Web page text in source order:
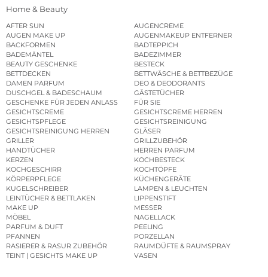
Home & Beauty
AFTER SUN
AUGENCREME
AUGEN MAKE UP
AUGENMAKEUP ENTFERNER
BACKFORMEN
BADTEPPICH
BADEMÄNTEL
BADEZIMMER
BEAUTY GESCHENKE
BESTECK
BETTDECKEN
BETTWÄSCHE & BETTBEZÜGE
DAMEN PARFUM
DEO & DEODORANTS
DUSCHGEL & BADESCHAUM
GÄSTETÜCHER
GESCHENKE FÜR JEDEN ANLASS
FÜR SIE
GESICHTSCREME
GESICHTSCREME HERREN
GESICHTSPFLEGE
GESICHTSREINIGUNG
GESICHTSREINIGUNG HERREN
GLÄSER
GRILLER
GRILLZUBEHÖR
HANDTÜCHER
HERREN PARFUM
KERZEN
KOCHBESTECK
KOCHGESCHIRR
KOCHTÖPFE
KÖRPERPFLEGE
KÜCHENGERÄTE
KUGELSCHREIBER
LAMPEN & LEUCHTEN
LEINTÜCHER & BETTLAKEN
LIPPENSTIFT
MAKE UP
MESSER
MÖBEL
NAGELLACK
PARFUM & DUFT
PEELING
PFANNEN
PORZELLAN
RASIERER & RASUR ZUBEHÖR
RAUMDÜFTE & RAUMSPRAY
TEINT | GESICHTS MAKE UP
VASEN